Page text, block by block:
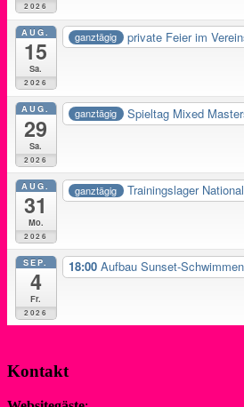
2026
AUG.
15
Sa.
2026
ganztägig private Feier im
AUG.
29
Sa.
2026
ganztägig Spieltag Mixed
AUG.
31
Mo.
2026
ganztägig Trainingslager
SEP.
4
Fr.
2026
18:00 Aufbau Sunset-Schwimmen
Kontakt